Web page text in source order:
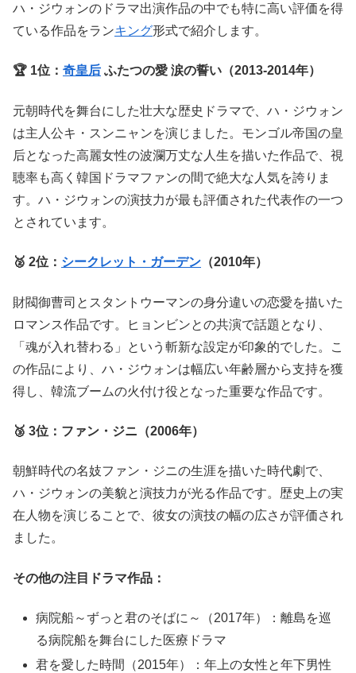
ハ・ジウォンのドラマ出演作品の中でも特に高い評価を得
ている作品をランキング形式で紹介します。
🏆 1位： 奇皇后 ふたつの愛 涙の誓い（2013-2014年）
元朝時代を舞台にした壮大な歴史ドラマで、ハ・ジウォン
は主人公キ・スンニャンを演じました。モンゴル帝国の皇
后となった高麗女性の波瀾万丈な人生を描いた作品で、視
聴率も高く韓国ドラマファンの間で絶大な人気を誇りま
す。ハ・ジウォンの演技力が最も評価された代表作の一つ
とされています。
🥈 2位： シークレット・ガーデン （2010年）
財閥御曹司とスタントウーマンの身分違いの恋愛を描いた
ロマンス作品です。ヒョンビンとの共演で話題となり、
「魂が入れ替わる」という斬新な設定が印象的でした。こ
の作品により、ハ・ジウォンは幅広い年齢層から支持を獲
得し、韓流ブームの火付け役となった重要な作品です。
🥉 3位：ファン・ジニ（2006年）
朝鮮時代の名妓ファン・ジニの生涯を描いた時代劇で、
ハ・ジウォンの美貌と演技力が光る作品です。歴史上の実
在人物を演じることで、彼女の演技の幅の広さが評価され
ました。
その他の注目ドラマ作品：
病院船～ずっと君のそばに～（2017年）：離島を巡
る病院船を舞台にした医療ドラマ
君を愛した時間（2015年）：年上の女性と年下男性